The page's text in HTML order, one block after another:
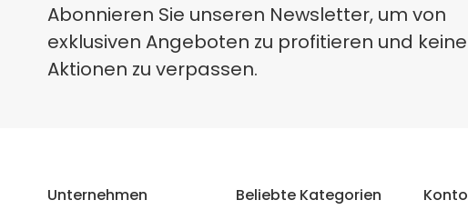
Abonnieren Sie unseren Newsletter, um von
exklusiven Angeboten zu profitieren und keine
Aktionen zu verpassen.
Unternehmen Beliebte Kategorien Konto